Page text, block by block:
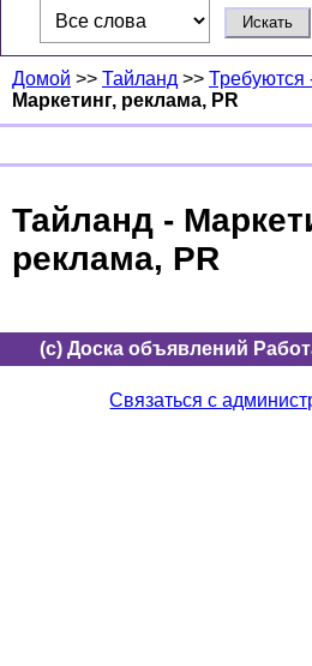
Домой >> Тайланд >> Требуются
Маркетинг, реклама, PR
Тайланд -
реклама, PR
(c) Доска объявлений
Связаться с